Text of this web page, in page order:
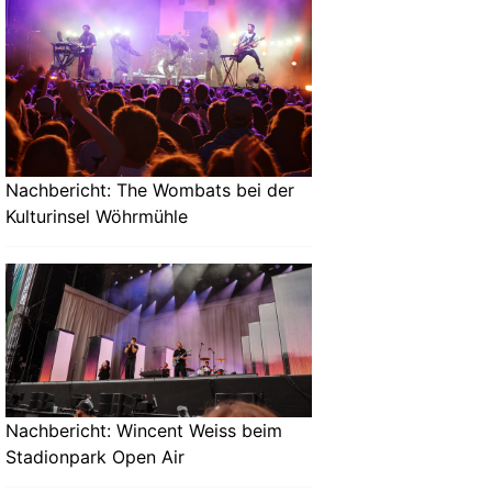
Nachbericht: The Wombats bei der
Kulturinsel Wöhrmühle
Nachbericht: Wincent Weiss beim
Stadionpark Open Air